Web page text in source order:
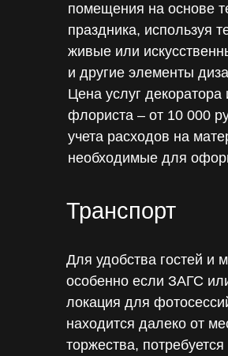
помещения на основе
праздника, используя
живые или
и другие элементы
Цена услуг декоратора
флориста – от 10 000
учета расходов на
необходимые для
Транспорт
Для удобства гостей и
особенно если ЗАГС
локация для
находится далеко от
торжества, потребуется